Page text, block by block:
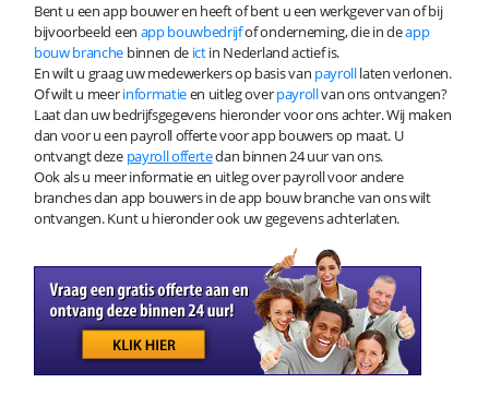
Bent u een app bouwer en heeft of bent u een werkgever van of bij
bijvoorbeeld een app bouwbedrijfof onderneming, die in deapp
bouw branche binnen de ictin Nederland actief is.
En wilt u graag uw medewerkers op basis van payrolllaten verlonen.
Of wilt u meerinformatieen uitleg overpayrollvan ons ontvangen?
Laat dan uw bedrijfsgegevens hieronder voor ons achter. Wij maken
dan voor u een payroll offerte voor app bouwers op maat. U
ontvangt deze payroll offertedan binnen 24 uur van ons.
Ook als u meer informatie en uitleg over payroll voor andere
branches dan app bouwers in de app bouw branche van ons wilt
ontvangen. Kunt u hieronder ook uw gegevens achterlaten.